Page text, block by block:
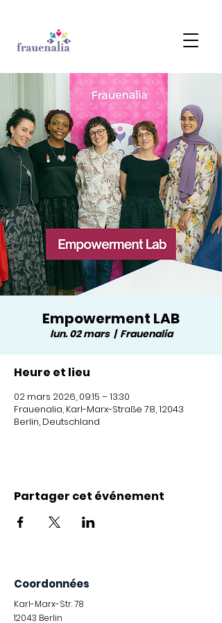
Empowerment LAB
lun. 02 mars
  |
Frauenalia
Heure et lieu
02 mars 2026, 09:15 – 13:30
Frauenalia, Karl-Marx-Straße 78, 12043
Berlin, Deutschland
Partager cet événement
Coordonnées
Karl-Marx-Str. 78
12043 Berlin